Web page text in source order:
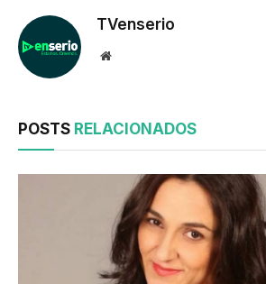
TVenserio
Website
POSTS RELACIONADOS